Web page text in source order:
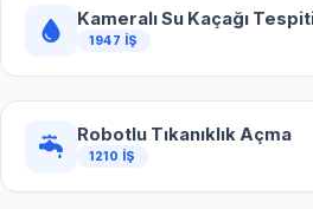
Kameralı Su Kaçağı
1947 İŞ
Robotlu Tıkanıklık Açma
1210 İŞ